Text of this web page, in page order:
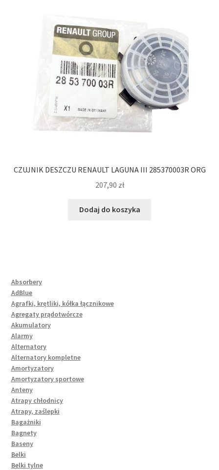
CZUJNIK DESZCZU RENAULT LAGUNA III 285370003R ORG
207,90 zł
Dodaj do koszyka
Absorbery
AdBlue
Agrafki, krętliki, kółka łącznikowe
Agregaty prądotwórcze
Akumulatory
Alarmy
Alternatory
Alternatory kompletne
Amortyzatory
Amortyzatory sportowe
Anteny
Atrapy chłodnicy
Atrapy, zaślepki
Bagażniki
Bagnety
Baseny
Belki
Belki tylne